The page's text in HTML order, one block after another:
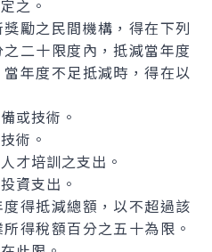
之。
之民間機構，得在下列
二十限度內，抵減當年度
年度不足抵減時，得在以
或技術。
術。
才培訓之支出。
資支出。
得抵減總額，以不超過該
得稅額百分之五十為限。